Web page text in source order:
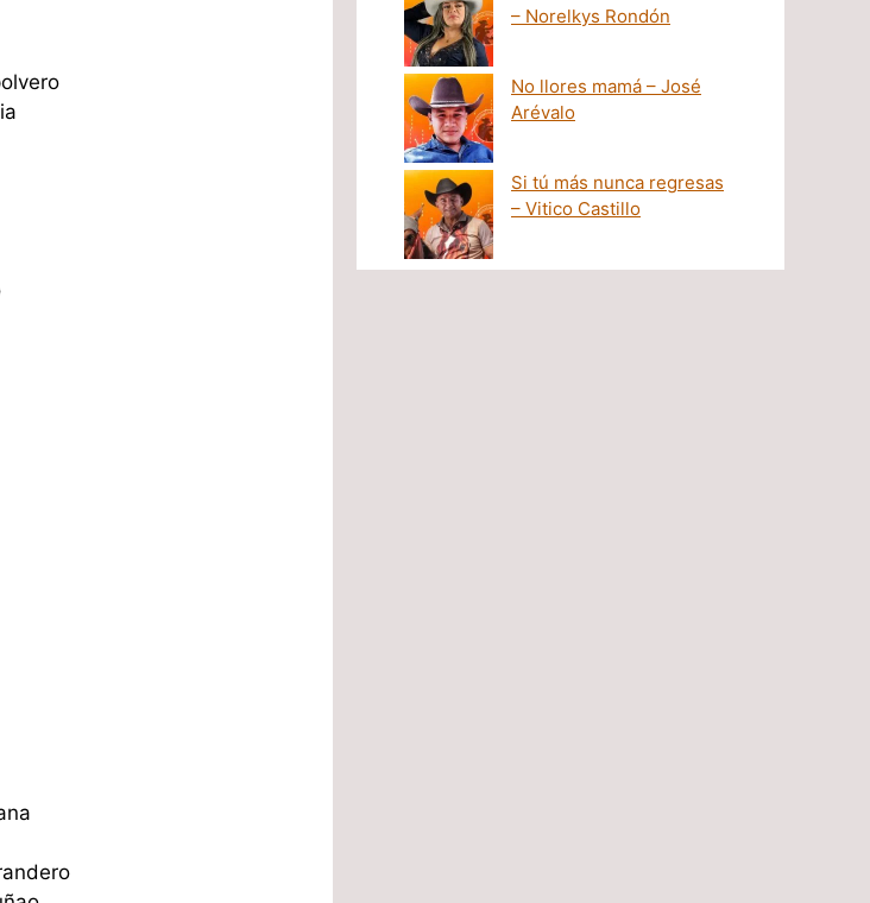
– Norelkys Rondón
No llores mamá – José
Arévalo
Si tú más nunca regresas
– Vitico Castillo